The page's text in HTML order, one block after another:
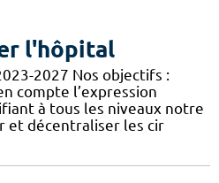
l'hôpital
2027 Nos objectifs :
compte l’expression
à tous les niveaux notre
et décentraliser les cir